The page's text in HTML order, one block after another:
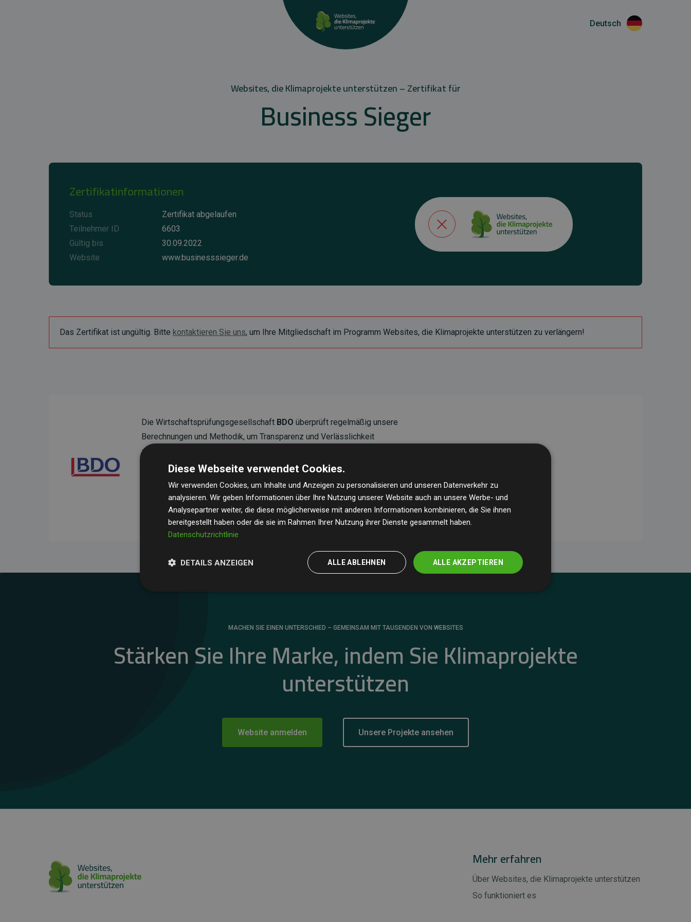
Deutsch
Websites, die Klimaprojekte unterstützen – Zertifikat für
Business Sieger
Zertifikatinformationen
Status
Zertifikat abgelaufen
Teilnehmer ID
6603
Gültig bis
30.09.2022
Website
www.businesssieger.de
Das Zertifikat ist ungültig. Bitte kontaktieren Sie uns, um Ihre Mitgliedschaft im Programm Websites, die Klimaprojekte unterstützen zu verlängern!
Die Wirtschaftsprüfungsgesellschaft BDO überprüft regelmäßig unsere
Berechnungen und Methodik, um Transparenz und Verlässlichkeit
sicherzustellen.
Ihre Prüfungen belegen, dass unsere Investitionen in Klimaschutzprojekte im
Durchschnitt200 % der geschätzten CO₂-Emissionender teilnehmenden
Websites kompensieren – ein klarer Nachweis für die messbare Klimawirkung
unseres Ansatzes.
MACHEN SIE EINEN UNTERSCHIED – GEMEINSAM MIT TAUSENDEN VON WEBSITES
Stärken Sie Ihre Marke, indem Sie Klimaprojekte
unterstützen
Website anmelden Unsere Projekte ansehen
Mehr erfahren
Über Websites, die Klimaprojekte unterstützen
So funktioniert es
Diese Webseite verwendet Cookies.
Wir verwenden Cookies, um Inhalte und Anzeigen zu personalisieren und unseren Datenverkehr zu
analysieren. Wir geben Informationen über Ihre Nutzung unserer Website auch an unsere Werbe- und
Analysepartner weiter, die diese möglicherweise mit anderen Informationen kombinieren, die Sie ihnen
bereitgestellt haben oder die sie im Rahmen Ihrer Nutzung ihrer Dienste gesammelt haben.
Datenschutzrichtlinie
ALLE AKZEPTIEREN
ALLE ABLEHNEN
DETAILS ANZEIGEN